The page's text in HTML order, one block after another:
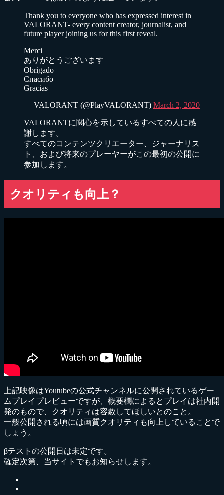
Thank you to everyone who has expressed interest in
VALORANT- every content creator, journalist, and
future player joining us for this first reveal.
Merci
ありがとうございます
Obrigado
Спасибо
Gracias
— VALORANT (@PlayVALORANT) March 2, 2020
VALORANTに関心を示しているすべての人に感
謝します。
すべてのコンテンツクリエーター、ジャーナリス
ト、および将来のプレーヤーがこの最初の公開に
参加します。
クオリティも向上？
上記映像はYoutubeの公式チャンネルに公開されているゲー
ムプレイプレビューですが、概要欄によるとプレイは社内開
発のもので、クオリティは容赦してほしいとのこと。
一般公開される頃には画質クオリティも向上していることで
しょう。
βテストの公開日は未定です。
確定次第、当サイトでもお知らせします。